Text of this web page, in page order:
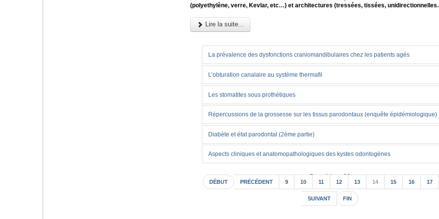
(polyethylène, verre, Kevlar, etc…) et architectures (tressées, tissées,
Lire la suite...
La prévalence des dysfonctions craniomandibulaires chez les patients agés
L’obturation canalaire au système thermafil
Les stomatites sous prothétiques
Répercussions de la grossesse sur les tissus parodontaux (enquête épidémiologique)
Diabète et état parodontal (2ème partie)
Aspects cliniques et anatomopathologiques des kystes odontogènes
Page 14 sur 22
DÉBUT PRÉCÉDENT 9 10 11 12 13 14 15 16 17
SUIVANT FIN